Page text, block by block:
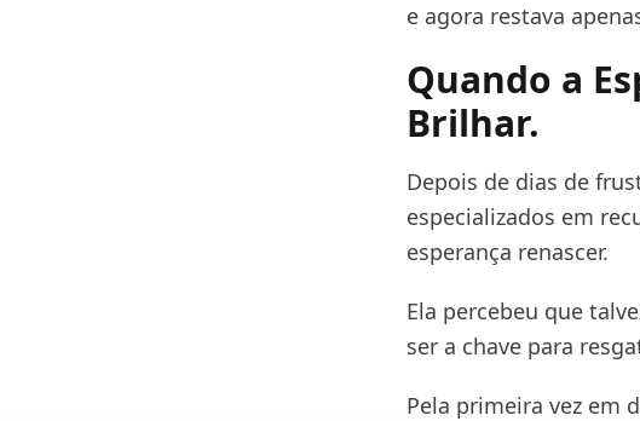
e agora restava
Quando a
Brilhar.
Depois de dias de
especializados em
esperança renascer.
Ela percebeu que
ser a chave para
Pela primeira vez em